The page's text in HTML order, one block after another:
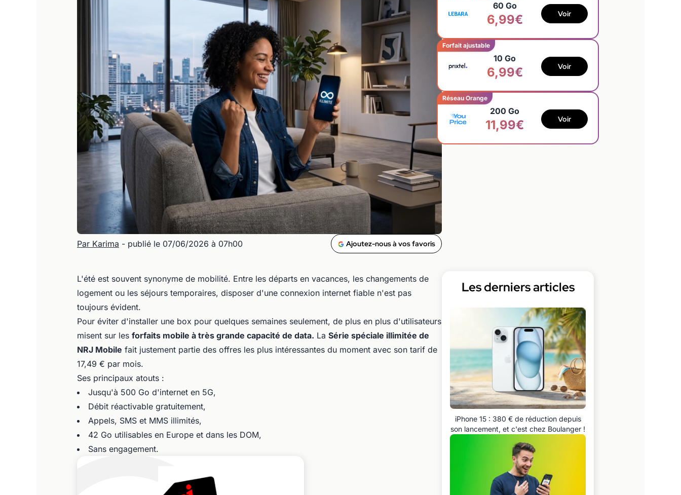
Par Karima - publié le 07/06/2026 à 07h00 Ajoutez-nous à vos favoris
L'été est souvent synonyme de mobilité. Entre les départs en vacances, les changements de
logement ou les séjours temporaires, disposer d'une connexion internet fiable n'est pas
toujours évident.
Pour éviter d'installer une box pour quelques semaines seulement, de plus en plus d'utilisateurs
misent sur les forfaits mobile à très grande capacité de data. La Série spéciale illimitée de
NRJ Mobile fait justement partie des offres les plus intéressantes du moment avec son tarif de
17,49 € par mois.
Ses principaux atouts :
Jusqu'à 500 Go d'internet en 5G,
Débit réactivable gratuitement,
Appels, SMS et MMS illimités,
42 Go utilisables en Europe et dans les DOM,
Sans engagement.
60 Go
6,99€ Voir
Forfait ajustable
10 Go
6,99€ Voir
Réseau Orange
200 Go
11,99€ Voir
Les derniers articles
iPhone 15 : 380 € de réduction depuis
son lancement, et c'est chez Boulanger !